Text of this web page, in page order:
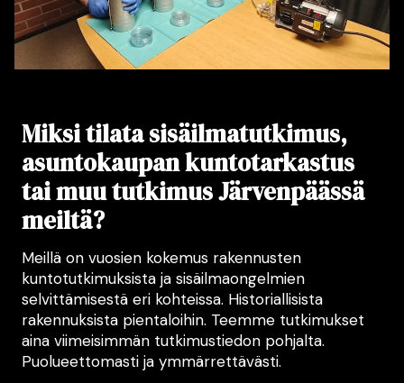
Miksi tilata sisäilmatutkimus,
asuntokaupan kuntotarkastus
tai muu tutkimus Järvenpäässä
meiltä?
Meillä on vuosien kokemus rakennusten
kuntotutkimuksista ja sisäilmaongelmien
selvittämisestä eri kohteissa. Historiallisista
rakennuksista pientaloihin. Teemme tutkimukset
aina viimeisimmän tutkimustiedon pohjalta.
Puolueettomasti ja ymmärrettävästi.